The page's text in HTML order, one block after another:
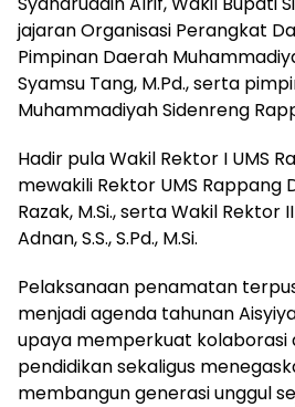
jajaran Organisasi Perangkat
Pimpinan Daerah
Syamsu Tang, M.Pd., serta
Muhammadiyah Sidenreng
Hadir pula Wakil Rektor I UMS
mewakili Rektor UMS Rappang
Razak, M.Si., serta Wakil Rektor
Adnan, S.S., S.Pd., M.Si.
Pelaksanaan penamatan
menjadi agenda tahunan
upaya memperkuat kolaborasi
pendidikan sekaligus
membangun generasi unggul